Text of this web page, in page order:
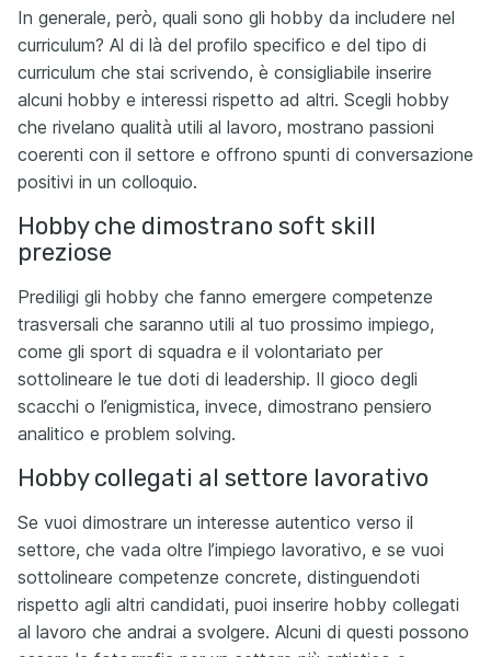
In generale, però, quali sono gli hobby da includere nel
curriculum? Al di là del profilo specifico e del tipo di
curriculum che stai scrivendo, è consigliabile inserire
alcuni hobby e interessi rispetto ad altri. Scegli hobby
che rivelano qualità utili al lavoro, mostrano passioni
coerenti con il settore e offrono spunti di conversazione
positivi in un colloquio.
Hobby che dimostrano soft skill
preziose
Prediligi gli hobby che fanno emergere competenze
trasversali che saranno utili al tuo prossimo impiego,
come gli sport di squadra e il volontariato per
sottolineare le tue doti di leadership. Il gioco degli
scacchi o l’enigmistica, invece, dimostrano pensiero
analitico e problem solving.
Hobby collegati al settore lavorativo
Se vuoi dimostrare un interesse autentico verso il
settore, che vada oltre l’impiego lavorativo, e se vuoi
sottolineare competenze concrete, distinguendoti
rispetto agli altri candidati, puoi inserire hobby collegati
al lavoro che andrai a svolgere. Alcuni di questi possono